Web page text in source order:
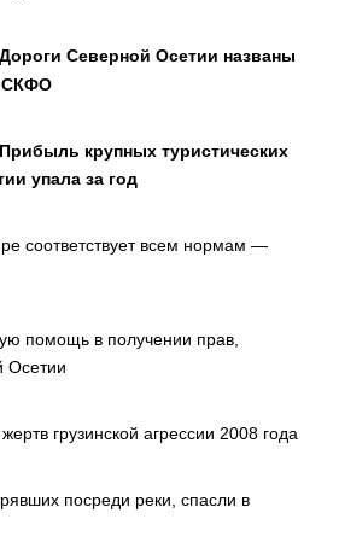
Дороги Северной Осетии названы
СКФО
Прибыль крупных туристических
упала за год
соответствует всем нормам —
помощь в получении прав,
Осетии
грузинской агрессии 2008 года
посреди реки, спасли в